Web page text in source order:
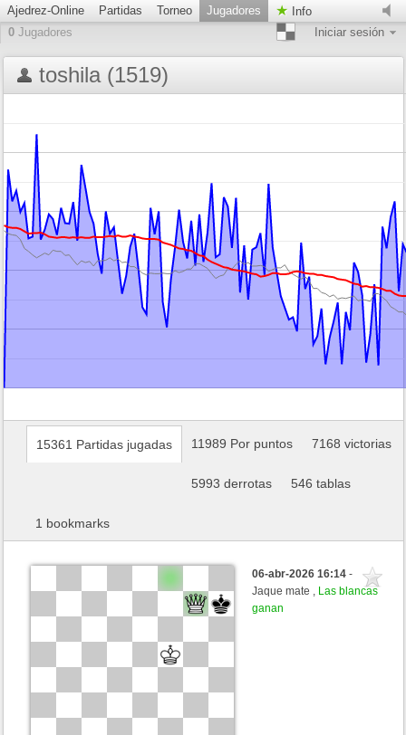
Ajedrez-Online Partidas Torneo Jugadores
Info
0 Jugadores Iniciar sesión
toshila (1519)
15361 Partidas jugadas 11989 Por puntos 7168 victorias
5993 derrotas 546 tablas
1 bookmarks
06-abr-2026 16:14-
Jaque mate , Las blancas
ganan